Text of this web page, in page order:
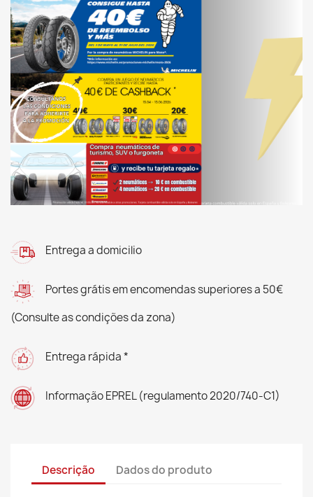
Entrega a domicilio
Portes grátis em encomendas superiores a 50€
(Consulte as condições da zona)
Entrega rápida *
Informação EPREL (regulamento 2020/740-C1)
Descrição Dados do produto